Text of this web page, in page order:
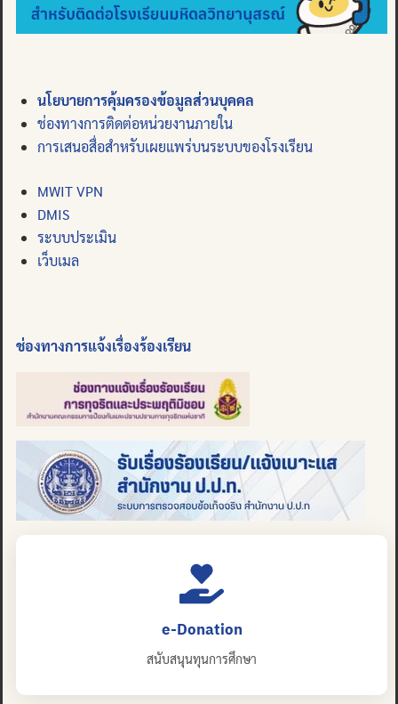
นโยบายการคุ้มครองข้อมูลส่วนบุคคล
ช่องทางการติดต่อหน่วยงานภายใน
การเสนอสื่อสำหรับเผยแพร่บนระบบของโรงเรียน
MWIT VPN
DMIS
ระบบประเมิน
เว็บเมล
ช่องทางการแจ้งเรื่องร้องเรียน
e-Donation
สนับสนุนทุนการศึกษา